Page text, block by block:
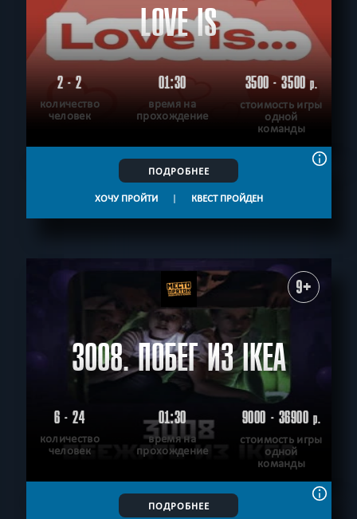
LOVE IS
2 - 2
количество
человек
01:30
время на
прохождение
3500 - 3500р.
стоимость игры
одной
команды
ПОДРОБНЕЕ
ХОЧУ ПРОЙТИ | КВЕСТ ПРОЙДЕН
9+
3008. ПОБЕГ ИЗ IKEA
6 - 24
количество
человек
01:30
время на
прохождение
9000 - 36900р.
стоимость игры
одной
команды
ПОДРОБНЕЕ